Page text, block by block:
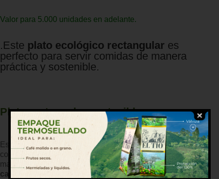
Valor para 5.000 unidades en adelante.
.Este plato ecológico rectangular es
perfecto para servir comidas de manera
práctica y sostenible.
Plato rectangular sostenible
Este plato ecológico rectangulares perfecto para servir
comidas de manera práctica y sostenible. Fabricado con
materiales biodegradables y compostables, esresistente al
calor, a la grasa y a los líquidos, lo que lo hace ideal para